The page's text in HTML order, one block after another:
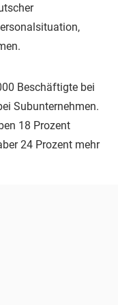
Beschäftigte bei
Subunternehmen.
18 Prozent
24 Prozent mehr